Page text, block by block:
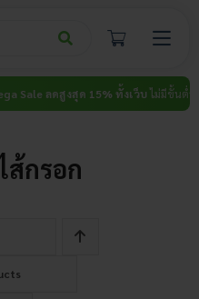
Sale ลดสูงสุด 15% ทั้งเว็บไม่มีขั้นต่ำ (
ส้กรอก